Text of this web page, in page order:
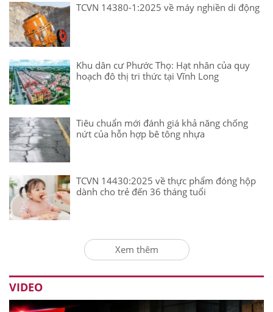
TCVN 14380-1:2025 về máy nghiền di động
Khu dân cư Phước Thọ: Hạt nhân của quy
hoạch đô thị tri thức tại Vĩnh Long
Tiêu chuẩn mới đánh giá khả năng chống
nứt của hỗn hợp bê tông nhựa
TCVN 14430:2025 về thực phẩm đóng hộp
dành cho trẻ đến 36 tháng tuổi
Xem thêm
VIDEO